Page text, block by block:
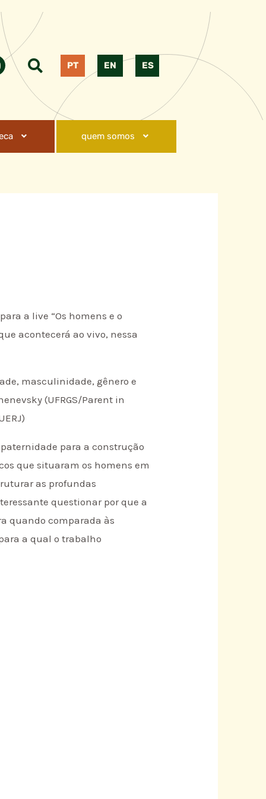
PT EN ES
quem somos
a live “Os homens e o
acontecerá ao vivo, nessa
masculinidade, gênero e
(UFRGS/Parent in
para a construção
que situaram os homens em
as profundas
questionar por que a
quando comparada às
a qual o trabalho